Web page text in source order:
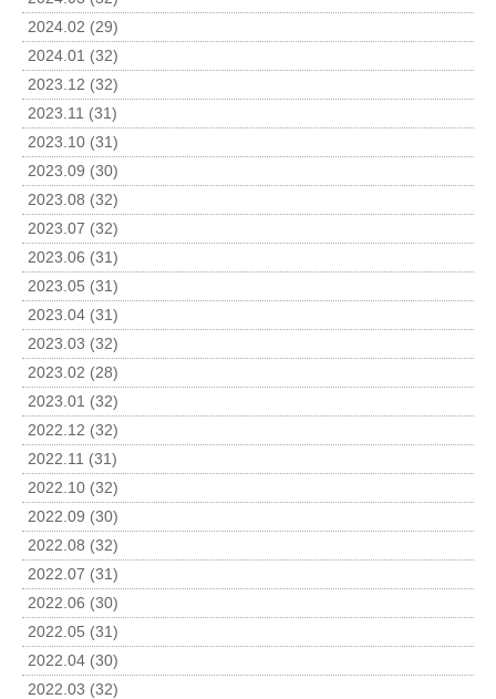
2024.02 (29)
2024.01 (32)
2023.12 (32)
2023.11 (31)
2023.10 (31)
2023.09 (30)
2023.08 (32)
2023.07 (32)
2023.06 (31)
2023.05 (31)
2023.04 (31)
2023.03 (32)
2023.02 (28)
2023.01 (32)
2022.12 (32)
2022.11 (31)
2022.10 (32)
2022.09 (30)
2022.08 (32)
2022.07 (31)
2022.06 (30)
2022.05 (31)
2022.04 (30)
2022.03 (32)